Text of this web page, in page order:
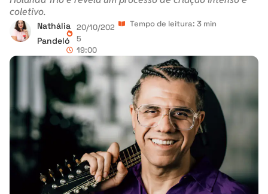
coletivo.
Nathália
Pandeló
20/10/202
5
19:00
Tempo de leitura: 3 min